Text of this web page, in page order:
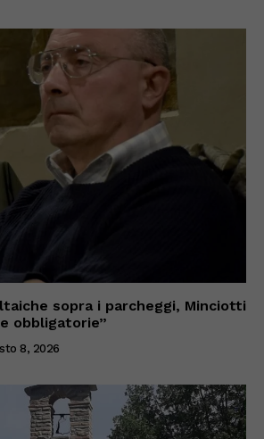
sopra i parcheggi, Minciotti
obbligatorie”
8, 2026